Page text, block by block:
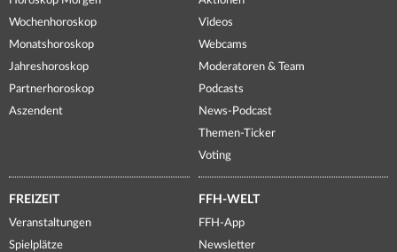
Wochenhoroskop
Monatshoroskop
Jahreshoroskop
Partnerhoroskop
Aszendent
Videos
Webcams
Moderatoren & Team
Podcasts
News-Podcast
Themen-Ticker
Voting
FREIZEIT
Veranstaltungen
Spielplätze
FFH-WELT
FFH-App
Newsletter